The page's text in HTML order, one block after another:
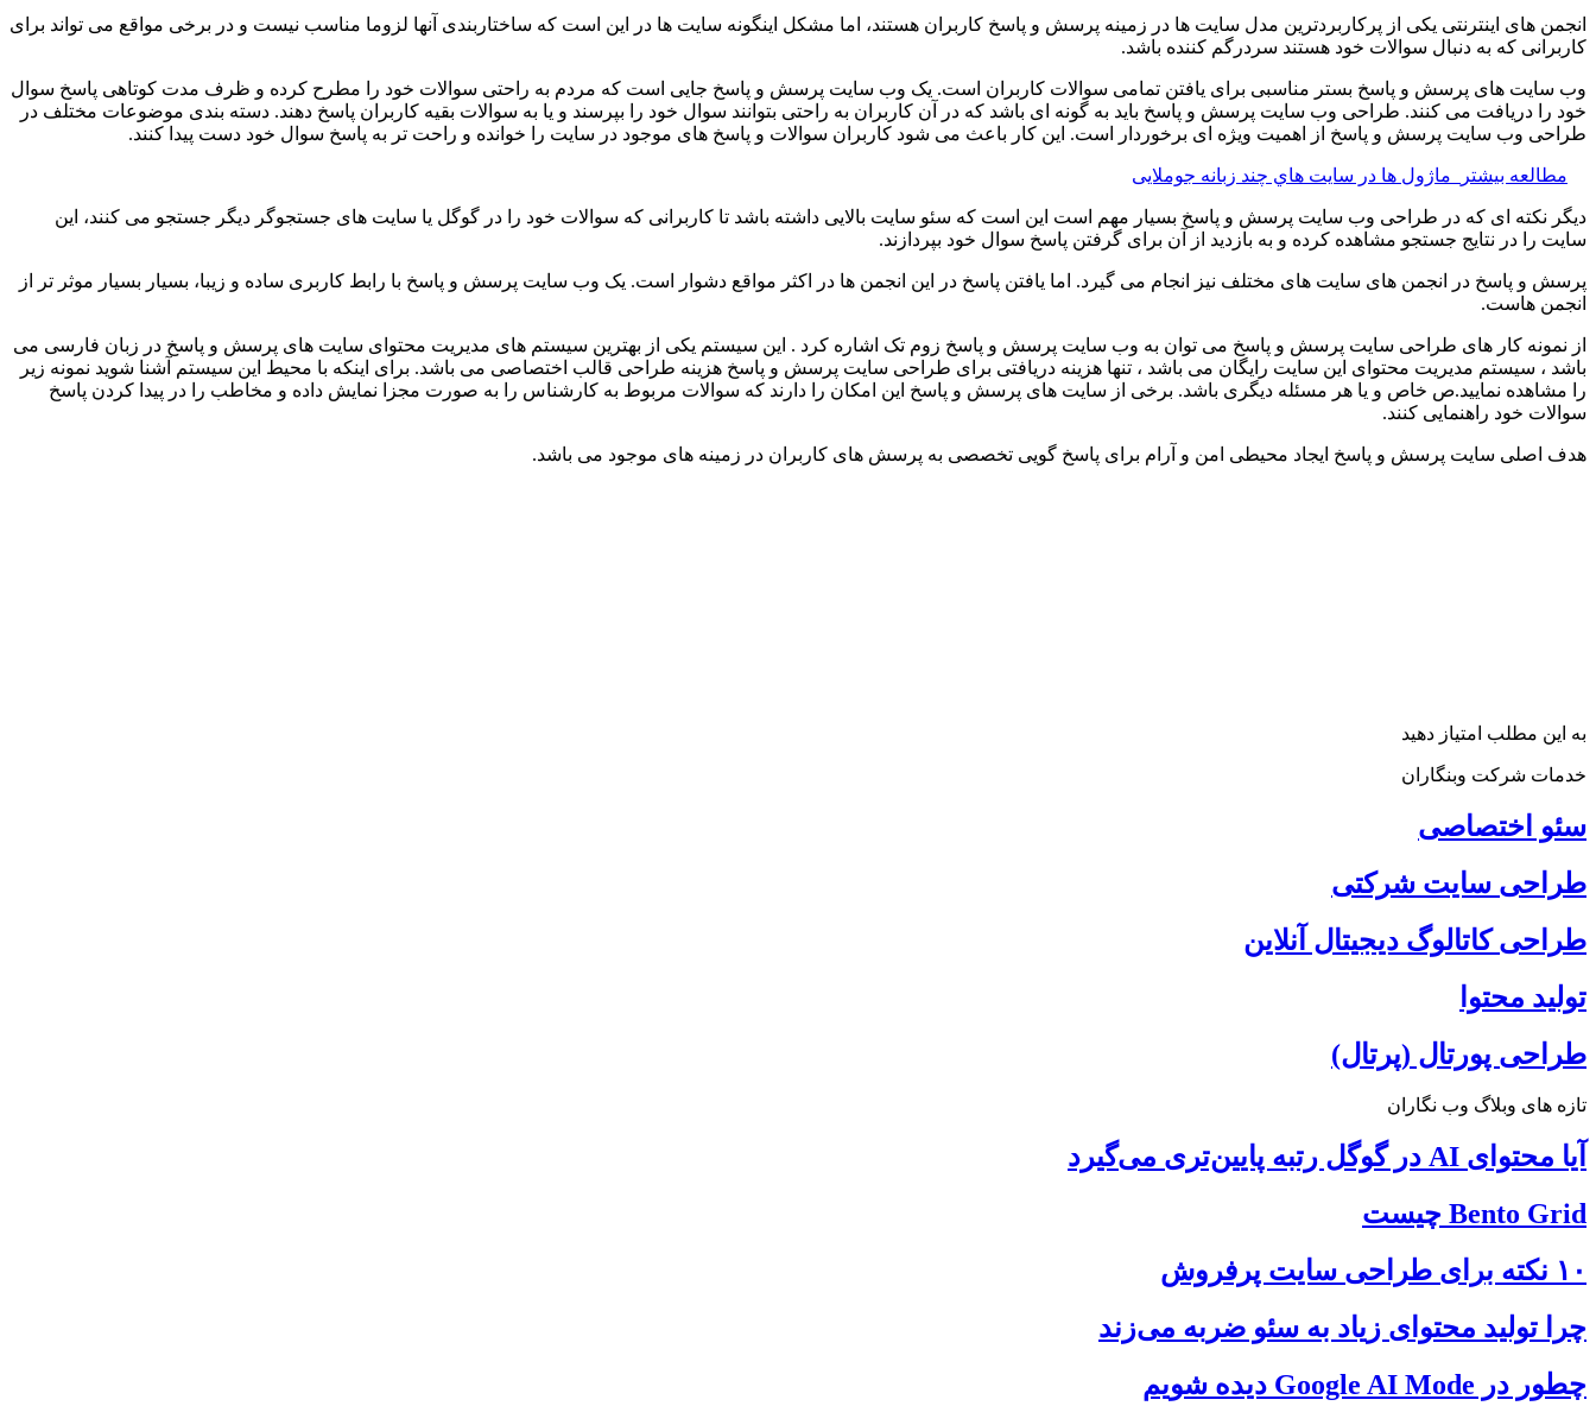
انجمن های اینترنتی یکی از پرکاربردترین مدل سایت ها در زمینه پرسش و پاسخ کاربران هستند، اما مشکل اینگونه سایت ها در این است که ساختاربندی آنها لزوما مناسب نیست و در برخی مواقع می تواند برای
کاربرانی که به دنبال سوالات خود هستند سردرگم کننده باشد.
وب سایت های پرسش و پاسخ بستر مناسبی برای یافتن تمامی سوالات کاربران است. یک وب سایت پرسش و پاسخ جایی است که مردم به راحتی سوالات خود را مطرح کرده و ظرف مدت کوتاهی پاسخ سوال
خود را دریافت می کنند. طراحی وب سایت پرسش و پاسخ باید به گونه ای باشد که در آن کاربران به راحتی بتوانند سوال خود را بپرسند و یا به سوالات بقیه کاربران پاسخ دهند. دسته بندی موضوعات مختلف در
طراحی وب سایت پرسش و پاسخ از اهمیت ویژه ای برخوردار است. این کار باعث می شود کاربران سوالات و پاسخ های موجود در سایت را خوانده و راحت تر به پاسخ سوال خود دست پیدا کنند.
مطالعه بیشتر ماژول ها در سایت هاي چند زبانه جوملایی
دیگر نکته ای که در طراحی وب سایت پرسش و پاسخ بسیار مهم است این است که سئو سایت بالایی داشته باشد تا کاربرانی که سوالات خود را در گوگل یا سایت های جستجوگر دیگر جستجو می کنند، این
سایت را در نتایج جستجو مشاهده کرده و به بازدید از آن برای گرفتن پاسخ سوال خود بپردازند.
پرسش و پاسخ در انجمن های سایت های مختلف نیز انجام می گیرد. اما یافتن پاسخ در این انجمن ها در اکثر مواقع دشوار است. یک وب سایت پرسش و پاسخ با رابط کاربری ساده و زیبا، بسیار بسیار موثر تر از
انجمن هاست.
از نمونه کار های طراحی سایت پرسش و پاسخ می توان به وب سایت پرسش و پاسخ زوم تک اشاره کرد . این سیستم یکی از بهترین سیستم های مدیریت محتوای سایت های پرسش و پاسخ در زبان فارسی می
باشد ، سیستم مدیریت محتوای این سایت رایگان می باشد ، تنها هزینه دریافتی برای طراحی سایت پرسش و پاسخ هزینه طراحی قالب اختصاصی می باشد. برای اینکه با محیط این سیستم آشنا شوید نمونه زیر
را مشاهده نمایید.ص خاص و یا هر مسئله دیگری باشد. برخی از سایت های پرسش و پاسخ این امکان را دارند که سوالات مربوط به کارشناس را به صورت مجزا نمایش داده و مخاطب را در پیدا کردن پاسخ
سوالات خود راهنمایی کنند.
هدف اصلی سایت پرسش و پاسخ ایجاد محیطی امن و آرام برای پاسخ گویی تخصصی به پرسش های کاربران در زمینه های موجود می باشد.
به این مطلب امتیاز دهید
خدمات شرکت وبنگاران
سئو اختصاصی
طراحی سایت شرکتی
طراحی کاتالوگ دیجیتال آنلاین
تولید محتوا
طراحی پورتال (پرتال)
تازه های وبلاگ وب نگاران
آیا محتوای AI در گوگل رتبه پایین‌تری می‌گیرد
Bento Grid چیست
۱۰ نکته برای طراحی سایت پرفروش
چرا تولید محتوای زیاد به سئو ضربه می‌زند
چطور در Google AI Mode دیده شویم